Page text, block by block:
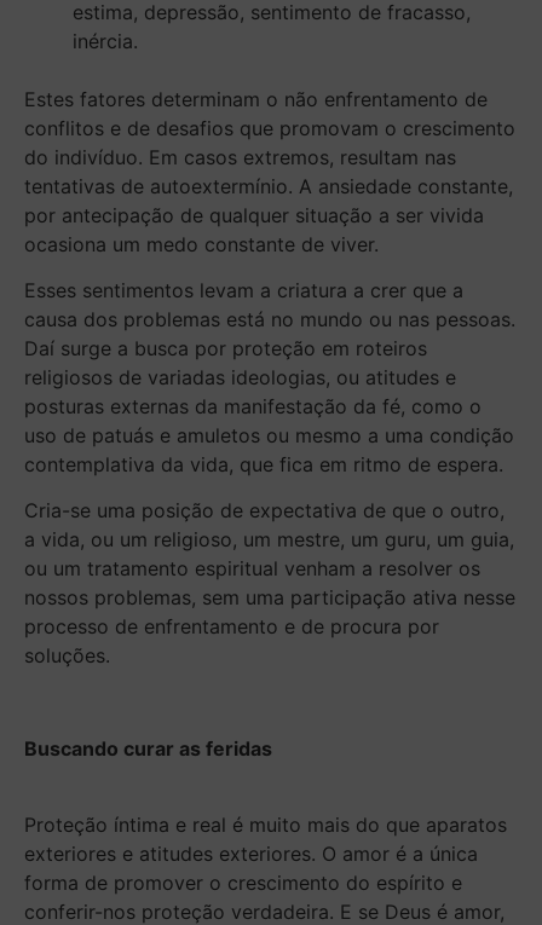
estima, depressão, sentimento de fracasso,
inércia.
Estes fatores determinam o não enfrentamento de
conflitos e de desafios que promovam o crescimento
do indivíduo. Em casos extremos, resultam nas
tentativas de autoextermínio. A ansiedade constante,
por antecipação de qualquer situação a ser vivida
ocasiona um medo constante de viver.
Esses sentimentos levam a criatura a crer que a
causa dos problemas está no mundo ou nas pessoas.
Daí surge a busca por proteção em roteiros
religiosos de variadas ideologias, ou atitudes e
posturas externas da manifestação da fé, como o
uso de patuás e amuletos ou mesmo a uma condição
contemplativa da vida, que fica em ritmo de espera.
Cria-se uma posição de expectativa de que o outro,
a vida, ou um religioso, um mestre, um guru, um guia,
ou um tratamento espiritual venham a resolver os
nossos problemas, sem uma participação ativa nesse
processo de enfrentamento e de procura por
soluções.
Buscando curar as feridas
Proteção íntima e real é muito mais do que aparatos
exteriores e atitudes exteriores. O amor é a única
forma de promover o crescimento do espírito e
conferir-nos proteção verdadeira. E se Deus é amor,